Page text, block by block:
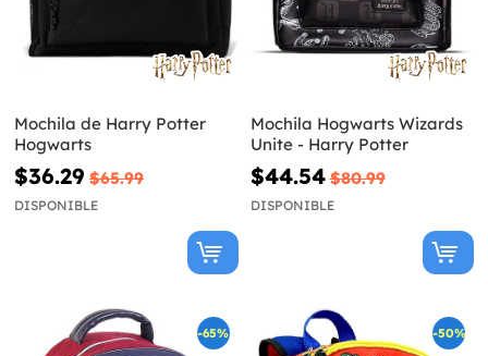
Mochila de Harry Potter
Hogwarts
$36.29 $65.99
DISPONIBLE
Mochila Hogwarts Wizards
Unite - Harry Potter
$44.54 $80.99
DISPONIBLE
-65% -50%